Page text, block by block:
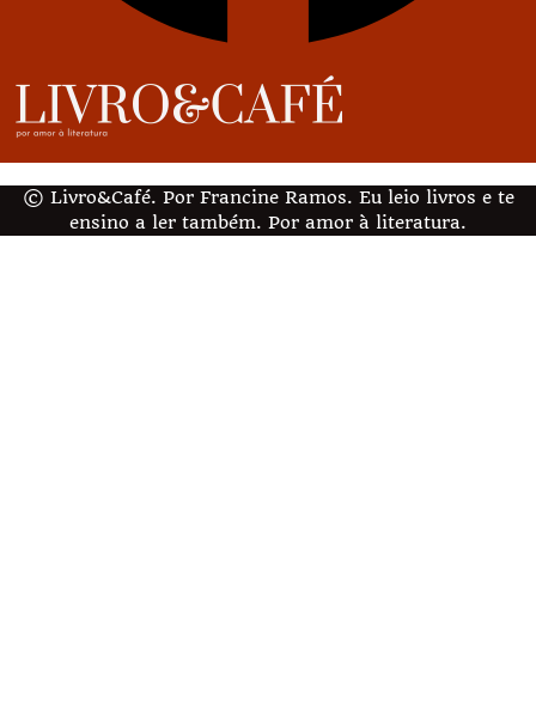
© Livro&Café. Por Francine Ramos. Eu leio livros e te
ensino a ler também. Por amor à literatura.